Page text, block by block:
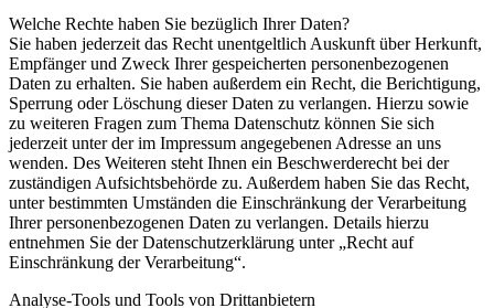
Welche Rechte haben Sie bezüglich Ihrer Daten?
Sie haben jederzeit das Recht unentgeltlich Auskunft über Herkunft,
Empfänger und Zweck Ihrer gespeicherten personenbezogenen
Daten zu erhalten. Sie haben außerdem ein Recht, die Berichtigung,
Sperrung oder Löschung dieser Daten zu verlangen. Hierzu sowie
zu weiteren Fragen zum Thema Datenschutz können Sie sich
jederzeit unter der im Impressum angegebenen Adresse an uns
wenden. Des Weiteren steht Ihnen ein Beschwerderecht bei der
zuständigen Aufsichtsbehörde zu. Außerdem haben Sie das Recht,
unter bestimmten Umständen die Einschränkung der Verarbeitung
Ihrer personenbezogenen Daten zu verlangen. Details hierzu
entnehmen Sie der Datenschutzerklärung unter „Recht auf
Einschränkung der Verarbeitung“.
Analyse-Tools und Tools von Drittanbietern